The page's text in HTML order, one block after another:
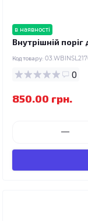
в наявності
Внутрішній
Код товару:
0
850.00 грн.